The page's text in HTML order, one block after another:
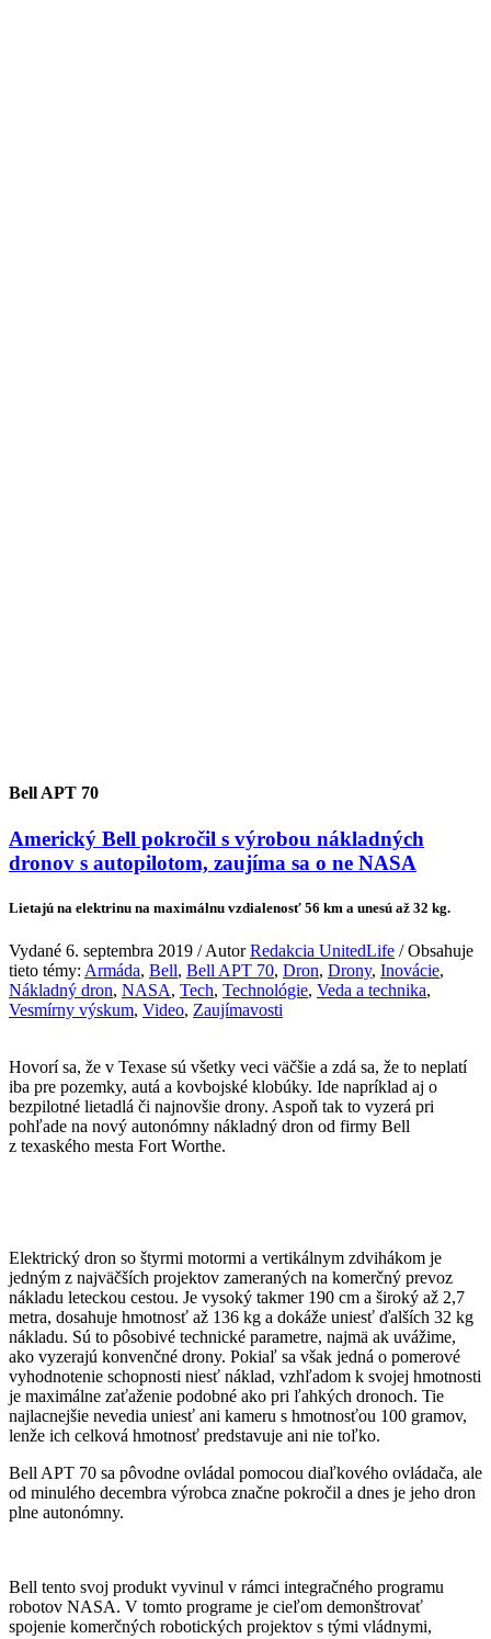
Bell APT 70
Americký Bell pokročil s výrobou nákladných
dronov s autopilotom, zaujíma sa o ne NASA
Lietajú na elektrinu na maximálnu vzdialenosť 56 km a unesú až 32 kg.
Vydané 6. septembra 2019 / AutorRedakcia UnitedLife / Obsahuje
tieto témy: Armáda, Bell, Bell APT 70, Dron, Drony, Inovácie,
Nákladný dron, NASA, Tech, Technológie, Veda a technika,
Vesmírny výskum, Video, Zaujímavosti
Hovorí sa, že v Texase sú všetky veci väčšie a zdá sa, že to neplatí
iba pre pozemky, autá a kovbojské klobúky. Ide napríklad aj o
bezpilotné lietadlá či najnovšie drony. Aspoň tak to vyzerá pri
pohľade na nový autonómny nákladný dron od firmy Bell
z texaského mesta Fort Worthe.
Elektrický dron so štyrmi motormi a vertikálnym zdvihákom je
jedným z najväčších projektov zameraných na komerčný prevoz
nákladu leteckou cestou. Je vysoký takmer 190 cm a široký až 2,7
metra, dosahuje hmotnosť až 136 kg a dokáže uniesť ďalších 32 kg
nákladu. Sú to pôsobivé technické parametre, najmä ak uvážime,
ako vyzerajú konvenčné drony. Pokiaľ sa však jedná o pomerové
vyhodnotenie schopnosti niesť náklad, vzhľadom k svojej hmotnosti
je maximálne zaťaženie podobné ako pri ľahkých dronoch. Tie
najlacnejšie nevedia uniesť ani kameru s hmotnosťou 100 gramov,
lenže ich celková hmotnosť predstavuje ani nie toľko.
Bell APT 70 sa pôvodne ovládal pomocou diaľkového ovládača, ale
od minulého decembra výrobca značne pokročil a dnes je jeho dron
plne autonómny.
Bell tento svoj produkt vyvinul v rámci integračného programu
robotov NASA. V tomto programe je cieľom demonštrovať
spojenie komerčných robotických projektov s tými vládnymi,